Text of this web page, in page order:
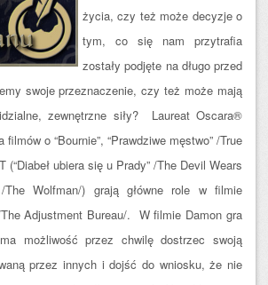
życia, czy też może decyzje o
tym, co się nam przytrafia
zostały podjęte na długo przed
swoje przeznaczenie, czy też może mają
zewnętrzne siły? Laureat Oscara®
filmów o “Bournie”, “Prawdziwe męstwo” /True
(“Diabeł ubiera się u Prady” /The Devil Wears
/The Wolfman/) grają główne role w filmie
/The Adjustment Bureau/. W filmie Damon gra
możliwość przez chwilę dostrzec swoją
przez innych i dojść do wniosku, że nie